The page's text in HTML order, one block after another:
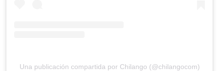
Una publicación compartida por Chilango (@chilangocom)